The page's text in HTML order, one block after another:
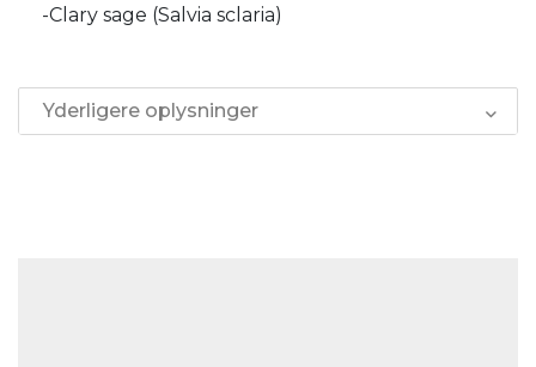
-Clary sage (Salvia sclaria)
Yderligere oplysninger